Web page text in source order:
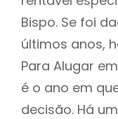
Bispo. Se foi
últimos anos,
Para Alugar
é o ano em
decisão. Há